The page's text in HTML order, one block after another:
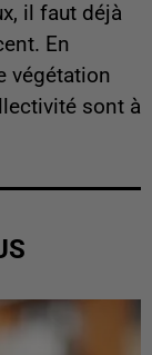
il faut déjà
En
végétation
sont à